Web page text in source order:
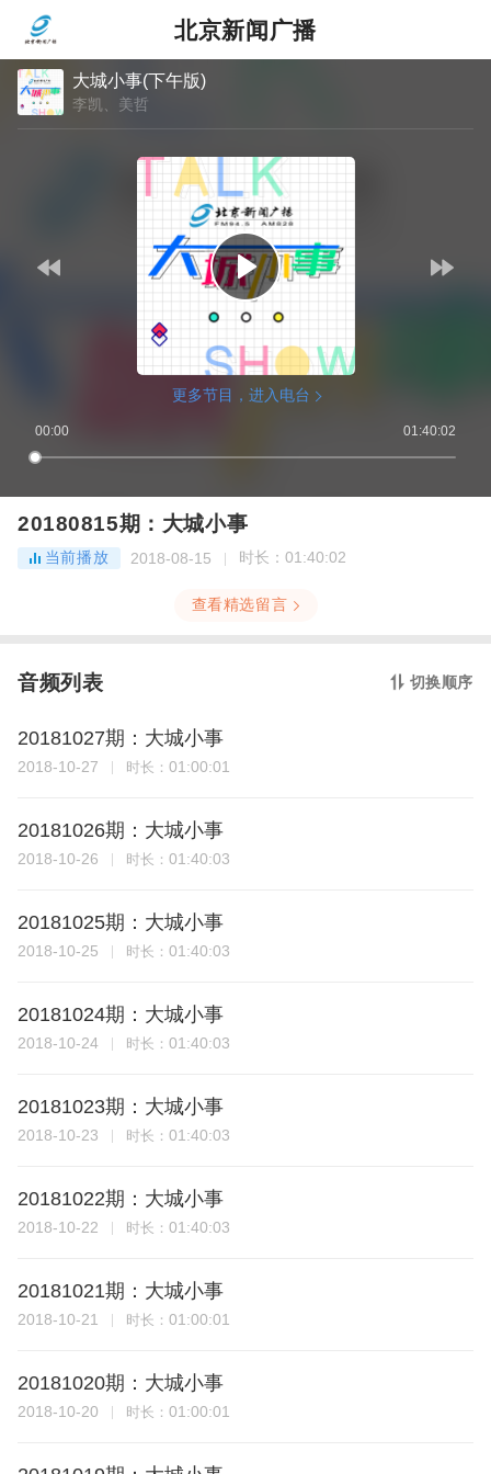
北京新闻广播
大城小事(下午版)
李凯、美哲
更多节目，进入电台
00:00 01:40:02
20180815期：大城小事
当前播放 2018-08-15 时长： 01:40:02
查看精选留言
音频列表 切换顺序
20181027期：大城小事
2018-10-27 时长： 01:00:01
20181026期：大城小事
2018-10-26 时长： 01:40:03
20181025期：大城小事
2018-10-25 时长： 01:40:03
20181024期：大城小事
2018-10-24 时长： 01:40:03
20181023期：大城小事
2018-10-23 时长： 01:40:03
20181022期：大城小事
2018-10-22 时长： 01:40:03
20181021期：大城小事
2018-10-21 时长： 01:00:01
20181020期：大城小事
2018-10-20 时长： 01:00:01